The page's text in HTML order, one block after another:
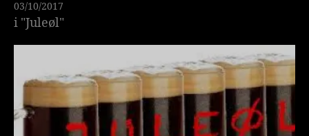
03/10/2017
i "Juleøl"